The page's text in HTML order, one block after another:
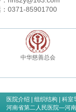
0371-85901700
中华慈善总会
医院介绍 组织结构
科室
河南省第二人民医院—河